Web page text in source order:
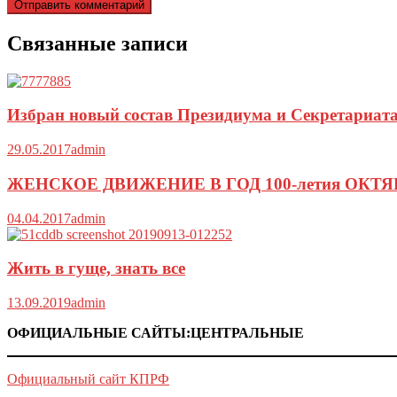
Связанные записи
Избран новый состав Президиума и
29.05.2017admin
ЖЕНСКОЕ ДВИЖЕНИЕ В ГОД 100-летия
04.04.2017admin
Жить в гуще, знать все
13.09.2019admin
ОФИЦИАЛЬНЫЕ САЙТЫ:ЦЕНТРАЛЬНЫЕ
Официальный сайт КПРФ